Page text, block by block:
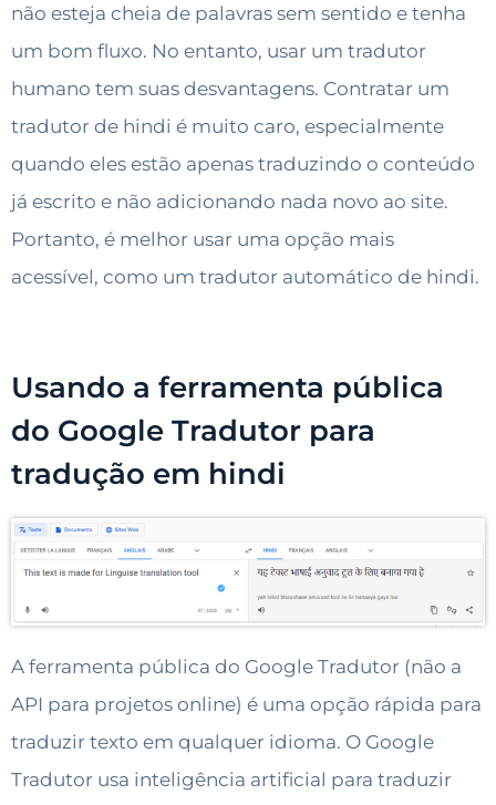
não esteja cheia de palavras sem sentido e tenha
um bom fluxo. No entanto, usar um tradutor
humano tem suas desvantagens. Contratar um
tradutor de hindi é muito caro, especialmente
quando eles estão apenas traduzindo o conteúdo
já escrito e não adicionando nada novo ao site.
Portanto, é melhor usar uma opção mais
acessível, como um tradutor automático de hindi.
Usando a ferramenta pública
do Google Tradutor para
tradução em hindi
A ferramenta pública do Google Tradutor (não a
API para projetos online) é uma opção rápida para
traduzir texto em qualquer idioma. O Google
Tradutor usa inteligência artificial para traduzir